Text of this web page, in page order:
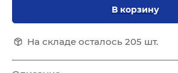
В корзину
На складе осталось 205 шт.